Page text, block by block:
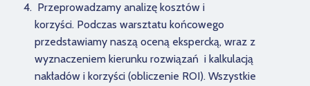
Przeprowadzamy analizę kosztów i
korzyści. Podczas warsztatu końcowego
przedstawiamy naszą oceną ekspercką, wraz z
wyznaczeniem kierunku rozwiązań i kalkulacją
nakładów i korzyści (obliczenie ROI). Wszystkie